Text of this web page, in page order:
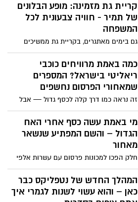
קריית גת מזמינה: מופע הבלונים
של תמיר - חוויה צבעונית לכל
המשפחה
גם בימים מאתגרים, בקריית גת ממשיכים
לייצר רגעים של שמחה והפוגה לילדים
ולהורים. עיריית קריית גת מזמינה אתכם
למופע הבלונים של תמיר – פעילות חווייתית,
מהנה וצבעונית לכל המשפחה.
כמה באמת מרוויחים כוכבי
ריאליטי בישראל? המספרים
שמאחורי הפרסום נחשפים
זה נראה כמו דרך קלה לכסף גדול — אבל
הנתונים האמיתיים מספרים סיפור אחר לגמרי
מי באמת עשה כסף אחרי האח
הגדול – והשם המפתיע שנשאר
מאחור
חלק הפכו למכונות פרסום עם עשרות אלפי
שקלים בחודש – אחרים נעלמו כמעט לגמרי,
למרות חשיפה עצומה
המהלך החדש של נטפליקס כבר
כאן – והוא עשוי לשנות לגמרי איך